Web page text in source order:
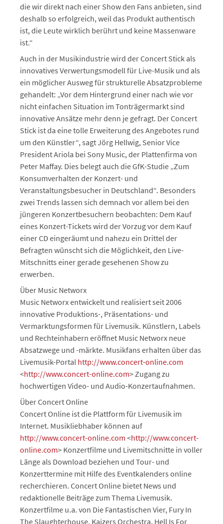
die wir direkt nach einer Show den Fans anbieten, sind
deshalb so erfolgreich, weil das Produkt authentisch
ist, die Leute wirklich berührt und keine Massenware
ist.“
Auch in der Musikindustrie wird der Concert Stick als
innovatives Verwertungsmodell für Live-Musik und als
ein möglicher Ausweg für strukturelle Absatzprobleme
gehandelt: „Vor dem Hintergrund einer nach wie vor
nicht einfachen Situation im Tonträgermarkt sind
innovative Ansätze mehr denn je gefragt. Der Concert
Stick ist da eine tolle Erweiterung des Angebotes rund
um den Künstler“, sagt Jörg Hellwig, Senior Vice
President Ariola bei Sony Music, der Plattenfirma von
Peter Maffay. Dies belegt auch die GfK-Studie „Zum
Konsumverhalten der Konzert- und
Veranstaltungsbesucher in Deutschland“. Besonders
zwei Trends lassen sich demnach vor allem bei den
jüngeren Konzertbesuchern beobachten: Dem Kauf
eines Konzert-Tickets wird der Vorzug vor dem Kauf
einer CD eingeräumt und nahezu ein Drittel der
Befragten wünscht sich die Möglichkeit, den Live-
Mitschnitts einer gerade gesehenen Show zu
erwerben.
Über Music Networx
Music Networx entwickelt und realisiert seit 2006
innovative Produktions-, Präsentations- und
Vermarktungsformen für Livemusik. Künstlern, Labels
und Rechteinhabern eröffnet Music Networx neue
Absatzwege und -märkte. Musikfans erhalten über das
Livemusik-Portal http://www.concert-online.com
<http://www.concert-online.com> Zugang zu
hochwertigen Video- und Audio-Konzertaufnahmen.
Über Concert Online
Concert Online ist die Plattform für Livemusik im
Internet. Musikliebhaber können auf
http://www.concert-online.com <http://www.concert-
online.com> Konzertfilme und Livemitschnitte in voller
Länge als Download beziehen und Tour- und
Konzerttermine mit Hilfe des Eventkalenders online
recherchieren. Concert Online bietet News und
redaktionelle Beiträge zum Thema Livemusik.
Konzertfilme u.a. von Die Fantastischen Vier, Fury In
The Slaughterhouse, Kaizers Orchestra, Hell Is For